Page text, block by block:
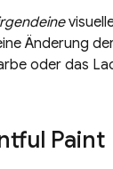
Änderung
oder das
Paint